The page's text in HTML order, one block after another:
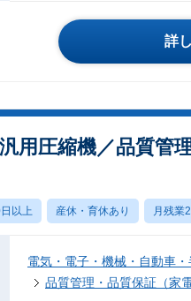
詳
用圧縮機／品質管
以上 産休・育休あり 月残業
電気・電子・機械・自動車
品質管理・品質保証（家